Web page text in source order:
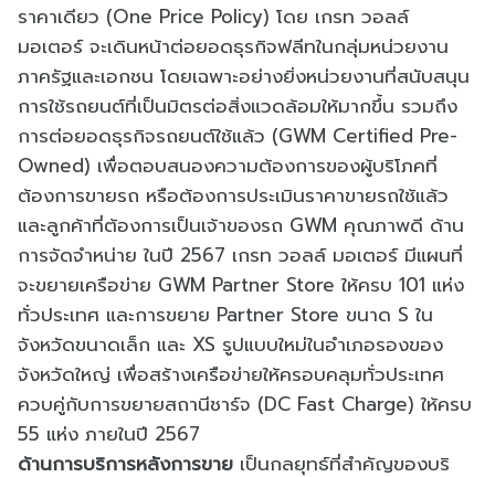
ราคาเดียว (One Price Policy) โดย เกรท วอลล์
มอเตอร์ จะเดินหน้าต่อยอดธุรกิจฟลีทในกลุ่มหน่วยงาน
ภาครัฐและเอกชน โดยเฉพาะอย่างยิ่งหน่วยงานที่สนับสนุน
การใช้รถยนต์ที่เป็นมิตรต่อสิ่งแวดล้อมให้มากขึ้น รวมถึง
การต่อยอดธุรกิจรถยนต์ใช้แล้ว (GWM Certified Pre-
Owned) เพื่อตอบสนองความต้องการของผู้บริโภคที่
ต้องการขายรถ หรือต้องการประเมินราคาขายรถใช้แล้ว
และลูกค้าที่ต้องการเป็นเจ้าของรถ GWM คุณภาพดี ด้าน
การจัดจำหน่าย ในปี 2567 เกรท วอลล์ มอเตอร์ มีแผนที่
จะขยายเครือข่าย GWM Partner Store ให้ครบ 101 แห่ง
ทั่วประเทศ และการขยาย Partner Store ขนาด S ใน
จังหวัดขนาดเล็ก และ XS รูปแบบใหม่ในอำเภอรองของ
จังหวัดใหญ่ เพื่อสร้างเครือข่ายให้ครอบคลุมทั่วประเทศ
ควบคู่กับการขยายสถานีชาร์จ (DC Fast Charge) ให้ครบ
55 แห่ง ภายในปี 2567
ด้านการบริการหลังการขาย เป็นกลยุทธ์ที่สำคัญของบริ